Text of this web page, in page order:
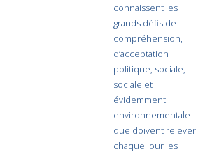
connaissent les
grands défis de
compréhension,
d’acceptation
politique, sociale,
sociale et
évidemment
environnementale
que doivent relever
chaque jour les